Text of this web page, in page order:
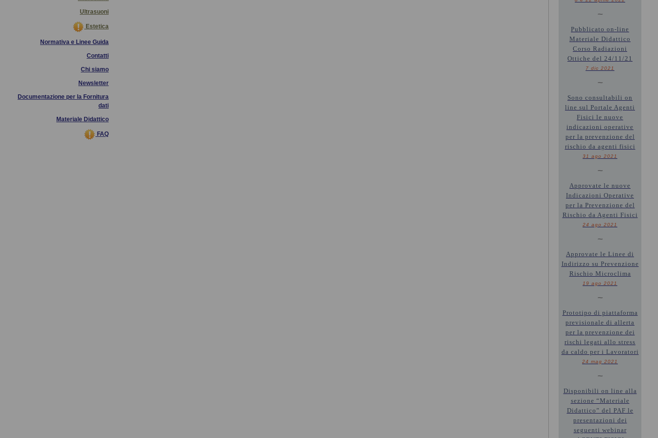
Ultrasuoni
Estetica
Normativa e Linee Guida
Contatti
Chi siamo
Newsletter
Documentazione per la Fornitura
dati
Materiale Didattico
FAQ
~
Pubblicato on-line
Materiale Didattico
Corso Radiazioni
Ottiche del 24/11/21
7 dic 2021
~
Sono consultabili on
line sul Portale Agenti
Fisici le nuove
indicazioni operative
per la prevenzione del
rischio da agenti fisici
31 ago 2021
~
Approvate le nuove
Indicazioni Operative
per la Prevenzione del
Rischio da Agenti Fisici
24 ago 2021
~
Approvate le Linee di
Indirizzo su Prevenzione
Rischio Microclima
19 ago 2021
~
Prototipo di piattaforma
previsionale di allerta
per la prevenzione dei
rischi legati allo stress
da caldo per i Lavoratori
24 mag 2021
~
Disponibili on line alla
sezione “Materiale
Didattico” del PAF le
presentazioni dei
seguenti webinar